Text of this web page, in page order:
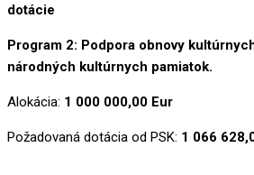
dotácie
Program 2: Podpora obnovy
národných kultúrnych pamiatok.
Alokácia: 1 000 000,00 Eur
Požadovaná dotácia od PSK: 1 066